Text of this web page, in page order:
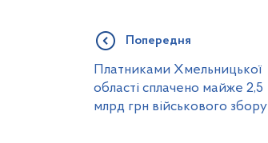
Попередня
Платниками Хмельницької
області сплачено майже 2,5
млрд грн військового збору